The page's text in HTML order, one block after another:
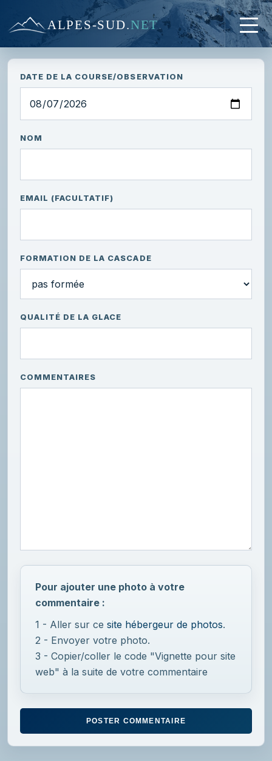
ALPES-SUD.NET
DATE DE LA COURSE/OBSERVATION
NOM
EMAIL (FACULTATIF)
FORMATION DE LA CASCADE
QUALITÉ DE LA GLACE
COMMENTAIRES
Pour ajouter une photo à votre
commentaire :
1 - Aller sur ce site hébergeur de photos.
2 - Envoyer votre photo.
3 - Copier/coller le code "Vignette pour site
web" à la suite de votre commentaire